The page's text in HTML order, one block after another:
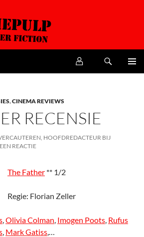
,CINEMA REVIEWS
RECENSIE
HOOFDREDACTEUR BIJ
REACTIE
The Father ** 1/2
Regie: Florian Zeller
,Olivia Colman, Imogen Poots, Rufus
, Mark Gatiss,…